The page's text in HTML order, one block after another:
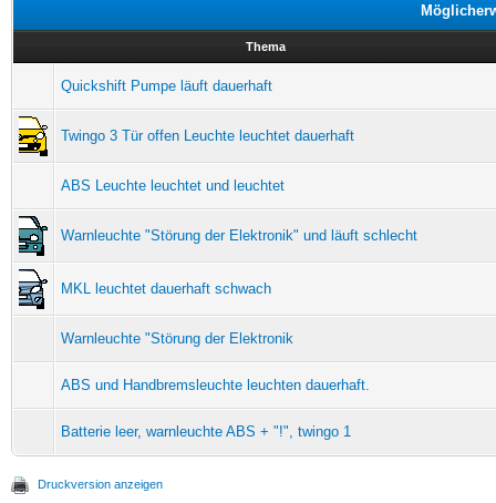
Thema
Quickshift Pumpe läuft dauerhaft
Twingo 3 Tür offen Leuchte leuchtet dauerhaft
ABS Leuchte leuchtet und leuchtet
Warnleuchte "Störung der Elektronik" und läuft schlecht
MKL leuchtet dauerhaft schwach
Warnleuchte "Störung der Elektronik
ABS und Handbremsleuchte leuchten dauerhaft.
Batterie leer, warnleuchte ABS + "!", twingo 1
Druckversion anzeigen